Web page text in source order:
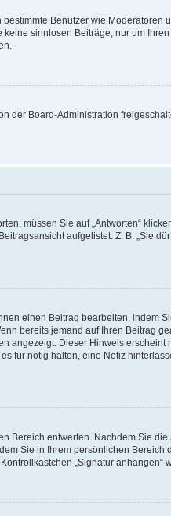
Benutzer wie Moderatoren
sinnlosen Beiträge, nur um
der Board-Administration
müssen Sie auf „Antworten“
aufgelistet. Z. B. „Sie
einen Beitrag bearbeiten, indem
bereits jemand auf Ihren Beitrag
angezeigt. Dieser Hinweis erscheint
für nötig halten, eine Notiz
Bereich entwerfen. Nachdem Sie
Sie in Ihrem persönlichen
„Signatur anhängen“